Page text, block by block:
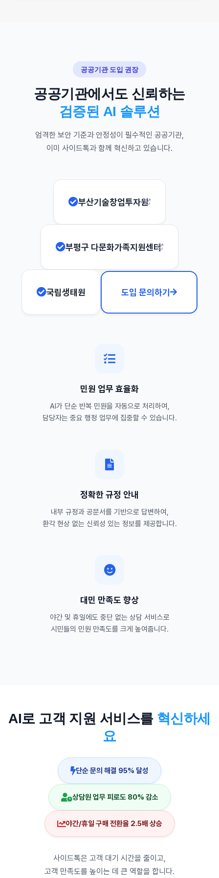
공공기관 도입 권장
공공기관에서도 신뢰하는
검증된 AI 솔루션
엄격한 보안 기준과 안정성이 필수적인 공공기관,
이미 사이드톡과 함께 혁신하고 있습니다.
부산기술창업투자원
부평구 다문화가족지원센터
국립생태원 도입 문의하기
민원 업무 효율화
AI가 단순 반복 민원을 자동으로 처리하여,
담당자는 중요 행정 업무에 집중할 수 있습니다.
정확한 규정 안내
내부 규정과 공문서를 기반으로 답변하여,
환각 현상 없는 신뢰성 있는 정보를 제공합니다.
대민 만족도 향상
야간 및 휴일에도 중단 없는 상담 서비스로
시민들의 민원 만족도를 크게 높여줍니다.
AI로 고객 지원 서비스를 혁신하세
요
단순 문의 해결 95% 달성
상담원 업무 피로도 80% 감소
야간/휴일 구매 전환율 2.5배 상승
사이드톡은 고객 대기 시간을 줄이고,
고객 만족도를 높이는 데 큰 역할을 합니다.